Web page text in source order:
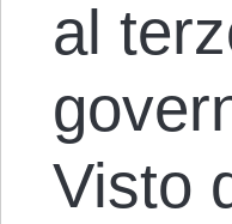
al
Visto